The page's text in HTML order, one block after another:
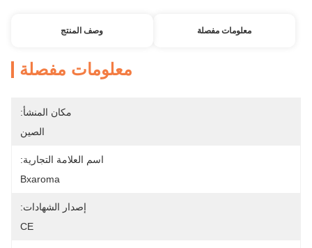
معلومات مفصلة وصف المنتج
معلومات مفصلة
مكان المنشأ:
الصين
اسم العلامة التجارية:
Bxaroma
إصدار الشهادات:
CE